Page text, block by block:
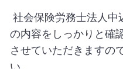
社会保険労務士法人中
の内容をしっかりと確
させていただきますの
い。